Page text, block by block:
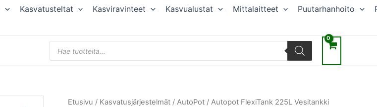
Kasvatusteltat Kasviravinteet Kasvualustat Mittalaitteet Puutarhanhoito
Products
search
Etusivu / Kasvatusjärjestelmät / AutoPot / Autopot FlexiTank 225L Vesitankki